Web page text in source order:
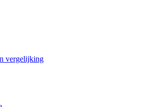
vergelijking